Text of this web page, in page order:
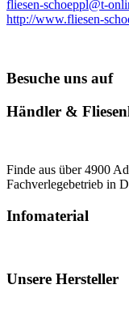
fliesen-schoeppl@t-
http://www.fliesen-
Besuche uns auf
Händler &
Finde aus über 4900
Fachverlegebetrieb in
Infomaterial
Unsere Hersteller